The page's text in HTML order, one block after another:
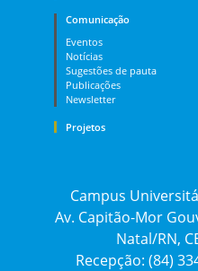
Comunicação
Eventos
Notícias
Sugestões de pauta
Publicações
Newsletter
Projetos
Campus
Av. Capitão-Mor
Natal/RN,
Recepção: (84)